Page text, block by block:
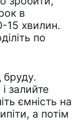
в
15 хвилин.
по
бруду.
залийте
ємність на
а потім